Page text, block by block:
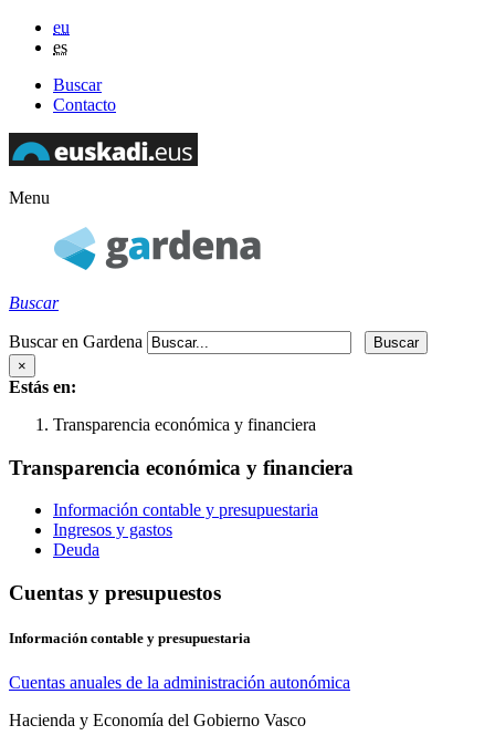
eu
es
Buscar
Contacto
Menu
Buscar
Buscar en Gardena
×
Estás en:
Transparencia económica y financiera
Transparencia económica y financiera
Información contable y presupuestaria
Ingresos y gastos
Deuda
Cuentas y presupuestos
Información contable y presupuestaria
Cuentas anuales de la administración autonómica
Hacienda y Economía del Gobierno Vasco